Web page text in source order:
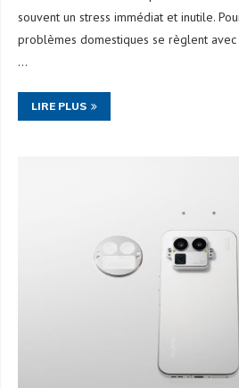
souvent un stress immédiat et inutile.
problèmes domestiques se règlent
…
LIRE PLUS